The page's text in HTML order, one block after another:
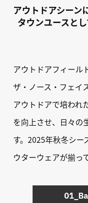
アウトドアシーン
タウンユースと
アウトドアフィール
ザ・ノース・フェイ
アウトドアで培われ
を向上させ、日々の
す。2025年秋冬シ
ウターウェアが揃っ